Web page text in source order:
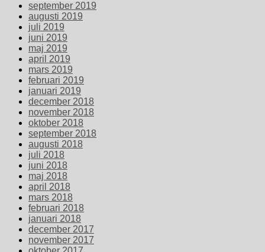
september 2019
augusti 2019
juli 2019
juni 2019
maj 2019
april 2019
mars 2019
februari 2019
januari 2019
december 2018
november 2018
oktober 2018
september 2018
augusti 2018
juli 2018
juni 2018
maj 2018
april 2018
mars 2018
februari 2018
januari 2018
december 2017
november 2017